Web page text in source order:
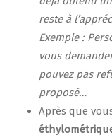
reste à
Exemple :
vous
pouvez pas
proposé…
Après que